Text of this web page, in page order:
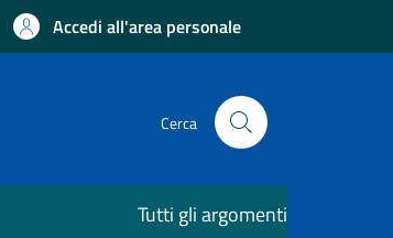
Accedi all'area personale
Cerca
Tutti gli argomenti